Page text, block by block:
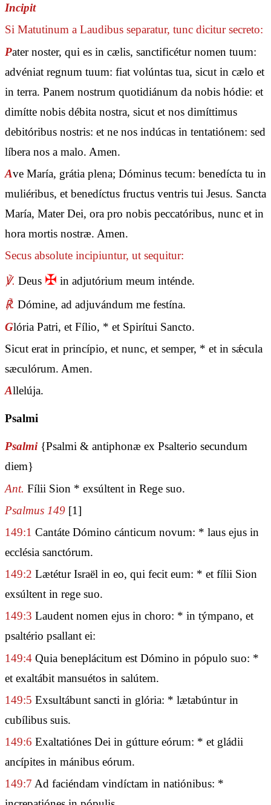
Incipit
Si Matutinum a Laudibus separatur, tunc dicitur secreto:
Pater noster, qui es in cælis, sanctificétur nomen tuum:
advéniat regnum tuum: fiat volúntas tua, sicut in cælo et
in terra. Panem nostrum quotidiánum da nobis hódie: et
dimítte nobis débita nostra, sicut et nos dimíttimus
debitóribus nostris: et ne nos indúcas in tentatiónem: sed
líbera nos a malo. Amen.
Ave María, grátia plena; Dóminus tecum: benedícta tu in
muliéribus, et benedíctus fructus ventris tui Jesus. Sancta
María, Mater Dei, ora pro nobis peccatóribus, nunc et in
hora mortis nostræ. Amen.
Secus absolute incipiuntur, ut sequitur:
℣. Deus ✠ in adjutórium meum inténde.
℟. Dómine, ad adjuvándum me festína.
Glória Patri, et Fílio, * et Spirítui Sancto.
Sicut erat in princípio, et nunc, et semper, * et in sǽcula
sæculórum. Amen.
Allelúja.
Psalmi
Psalmi {Psalmi & antiphonæ ex Psalterio secundum
diem}
Ant. Fílii Sion * exsúltent in Rege suo.
Psalmus 149 [1]
149:1 Cantáte Dómino cánticum novum: * laus ejus in
ecclésia sanctórum.
149:2 Lætétur Israël in eo, qui fecit eum: * et fílii Sion
exsúltent in rege suo.
149:3 Laudent nomen ejus in choro: * in týmpano, et
psaltério psallant ei:
149:4 Quia beneplácitum est Dómino in pópulo suo: *
et exaltábit mansuétos in salútem.
149:5 Exsultábunt sancti in glória: * lætabúntur in
cubílibus suis.
149:6 Exaltatiónes Dei in gútture eórum: * et gládii
ancípites in mánibus eórum.
149:7 Ad faciéndam vindíctam in natiónibus: *